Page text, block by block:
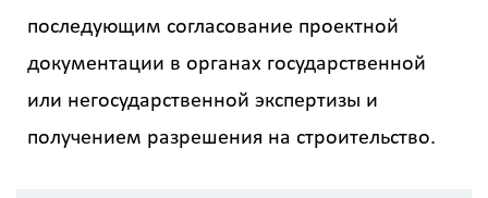
последующим согласование проектной
документации в органах государственной
или негосударственной экспертизы и
получением разрешения на строительство.